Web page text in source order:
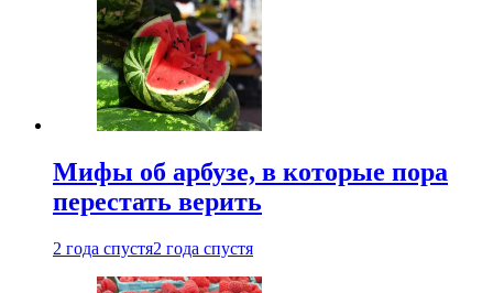
Мифы об арбузе, в которые пора
перестать верить
2 года спустя2 года спустя